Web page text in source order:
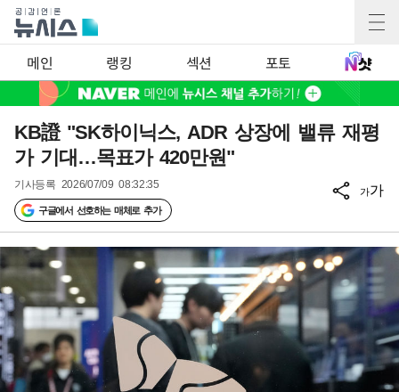
메인 랭킹 섹션 포토
KB證 "SK하이닉스, ADR 상장에 밸류 재평
가 기대…목표가 420만원"
기사등록 2026/07/09 08:32:35
구글에서 선호하는 매체로 추가
가가